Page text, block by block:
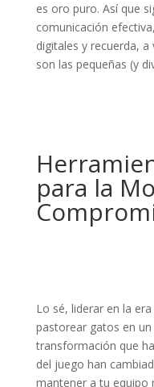
es oro puro. Así que
comunicación
digitales y recuerda,
son las pequeñas (y
para la
Lo sé, liderar en la
pastorear gatos en
transformación que
del juego han
mantener a tu equipo